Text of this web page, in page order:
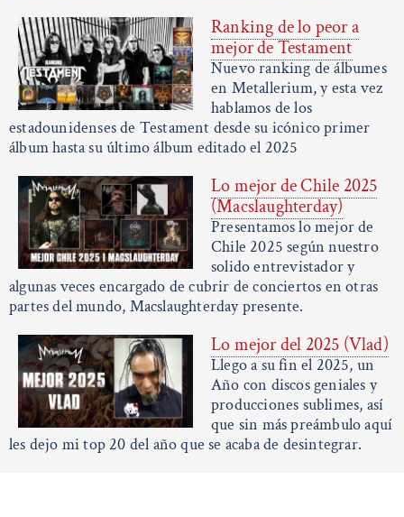
Ranking de lo peor a
mejor de Testament
Nuevo ranking de álbumes
en Metallerium, y esta vez
hablamos de los
estadounidenses de Testament desde su icónico primer
álbum hasta su último álbum editado el 2025
Lo mejor de Chile 2025
(Macslaughterday)
Presentamos lo mejor de
Chile 2025 según nuestro
solido entrevistador y
algunas veces encargado de cubrir de conciertos en otras
partes del mundo, Macslaughterday presente.
Lo mejor del 2025 (Vlad)
Llego a su fin el 2025, un
Año con discos geniales y
producciones sublimes, así
que sin más preámbulo aquí
les dejo mi top 20 del año que se acaba de desintegrar.